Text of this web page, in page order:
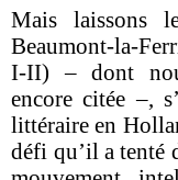
Mais
Beaumont-la-
I-II) – dont
encore citée –,
littéraire en
défi qu’il a tenté